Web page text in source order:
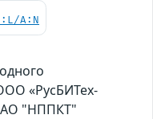
A:N
«РусБИТех-
АО "НППКТ"